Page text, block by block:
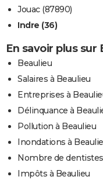
Jouac (87890)
Indre (36)
En savoir plus sur
Beaulieu
Salaires à Beaulieu
Entreprises à
Délinquance à
Pollution à Beaulieu
Inondations à
Nombre de
Impôts à Beaulieu